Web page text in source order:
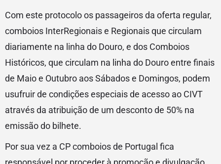
Com este protocolo os passageiros da oferta regular,
comboios InterRegionais e Regionais que circulam
diariamente na linha do Douro, e dos Comboios
Históricos, que circulam na linha do Douro entre finais
de Maio e Outubro aos Sábados e Domingos, podem
usufruir de condições especiais de acesso ao CIVT
através da atribuição de um desconto de 50% na
emissão do bilhete.
Por sua vez a CP comboios de Portugal fica